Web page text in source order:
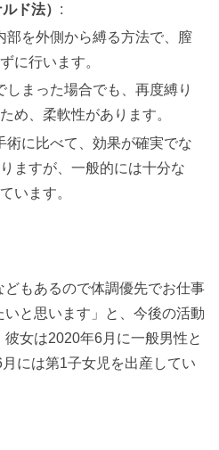
ド法） :
部を外側から縛る方法で、膣
に行います。
しまった場合でも、再度縛り
め、柔軟性があります。
術に比べて、効果が確実でな
ますが、一般的には十分な
います。
もあるので体調優先でお仕事
いと思います」と、今後の活動
女は2020年6月に一般男性と
には第1子女児を出産してい